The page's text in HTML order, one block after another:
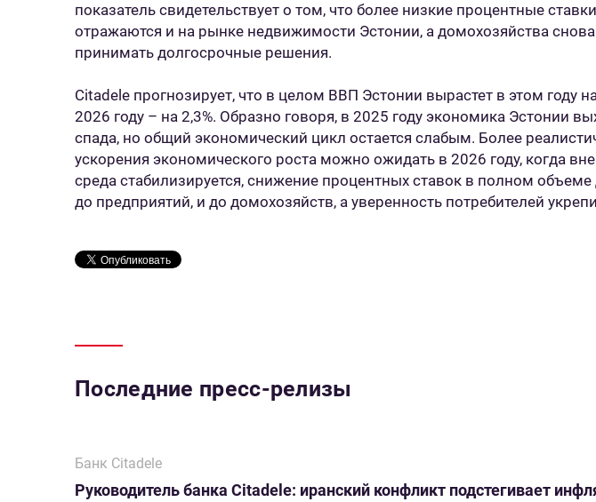
показатель свидетельствует о том, что более низкие процентные
отражаются и на рынке недвижимости Эстонии, а домохозяйства
принимать долгосрочные решения.
Citadele прогнозирует, что в целом ВВП Эстонии вырастет в этом году на
2026 году – на 2,3%. Образно говоря, в 2025 году экономика Эстонии
спада, но общий экономический цикл остается слабым. Более
ускорения экономического роста можно ожидать в 2026 году, когда
среда стабилизируется, снижение процентных ставок в полном объеме
до предприятий, и до домохозяйств, а уверенность потребителей
Последние пресс-релизы
Банк Citadele
Руководитель банка Citadele: иранский конфликт подстегивает